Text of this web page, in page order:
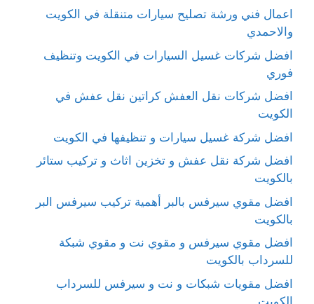
اعمال فني ورشة تصليح سيارات متنقلة في الكويت
والاحمدي
افضل شركات غسيل السيارات في الكويت وتنظيف
فوري
افضل شركات نقل العفش كراتين نقل عفش في
الكويت
افضل شركة غسيل سيارات و تنظيفها في الكويت
افضل شركة نقل عفش و تخزين اثاث و تركيب ستائر
بالكويت
افضل مقوي سيرفس بالبر أهمية تركيب سيرفس البر
بالكويت
افضل مقوي سيرفس و مقوي نت و مقوي شبكة
للسرداب بالكويت
افضل مقويات شبكات و نت و سيرفس للسرداب
الكويت